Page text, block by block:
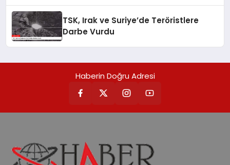
TSK, Irak ve Suriye’de Teröristlere
Darbe Vurdu
Haberin Doğru Adresi